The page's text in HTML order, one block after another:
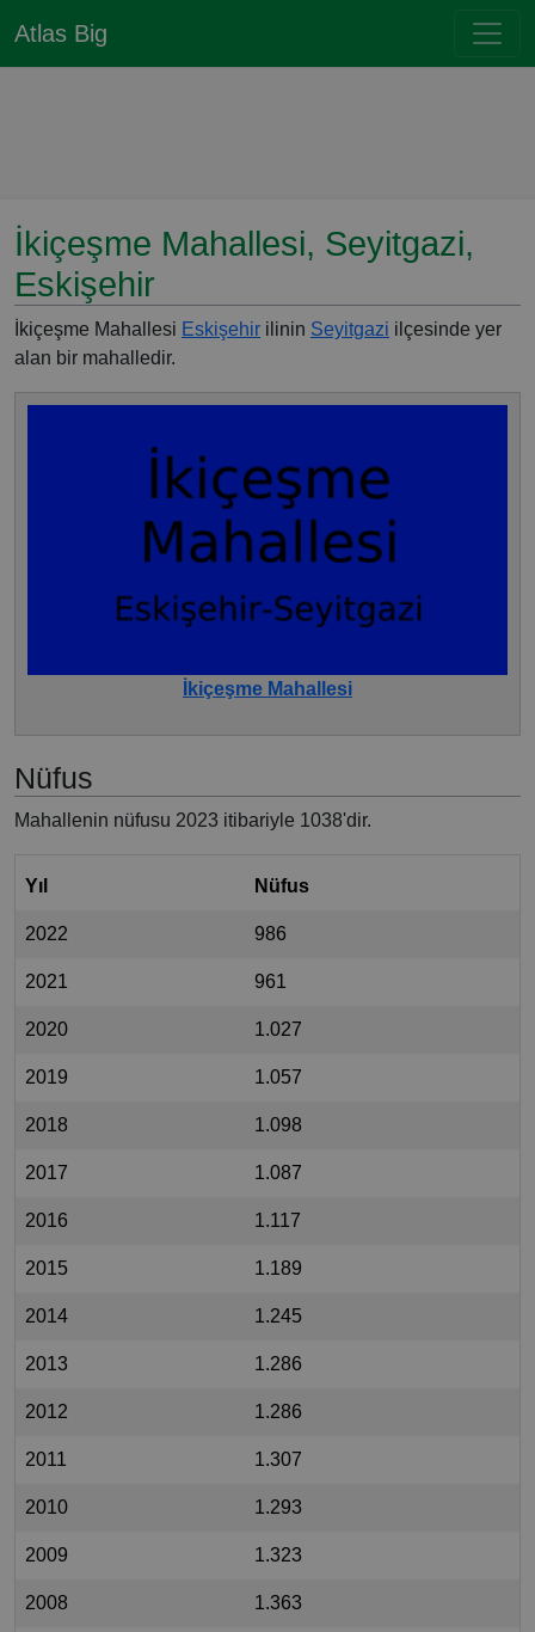
Atlas Big
İkiçeşme Mahallesi, Seyitgazi,
Eskişehir
İkiçeşme Mahallesi Eskişehir ilinin Seyitgazi ilçesinde yer
alan bir mahalledir.
İkiçeşme Mahallesi
Nüfus
Mahallenin nüfusu 2023 itibariyle 1038'dir.
Yıl Nüfus
2022 986
2021 961
2020 1.027
2019 1.057
2018 1.098
2017 1.087
2016 1.117
2015 1.189
2014 1.245
2013 1.286
2012 1.286
2011 1.307
2010 1.293
2009 1.323
2008 1.363